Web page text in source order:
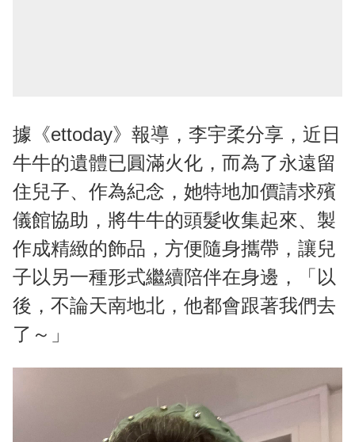
據《ettoday》報導，李宇柔分享，近日
牛牛的遺體已圓滿火化，而為了永遠留
住兒子、作為紀念，她特地加價請求殯
儀館協助，將牛牛的頭髮收集起來、製
作成精緻的飾品，方便隨身攜帶，讓兒
子以另一種形式繼續陪伴在身邊，「以
後，不論天南地北，他都會跟著我們去
了～」